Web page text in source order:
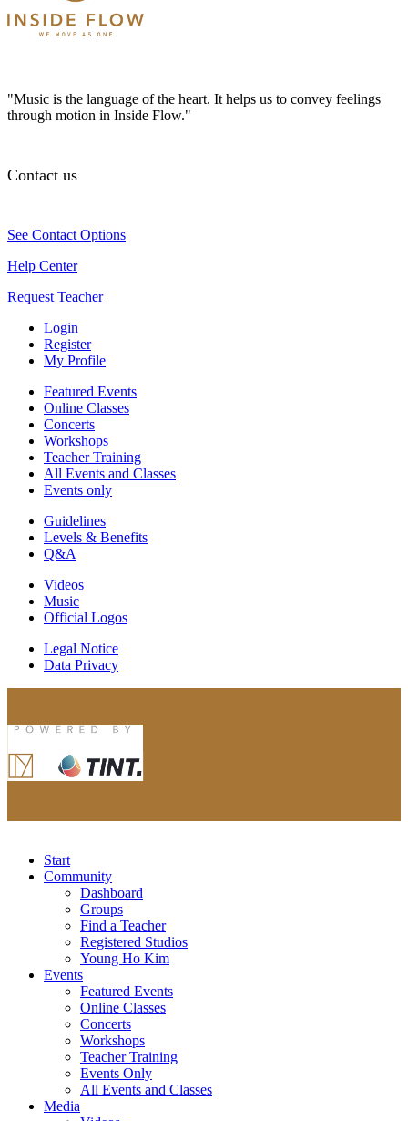
"Music is the language of the heart. It helps us to convey feelings
through motion in Inside Flow."
Contact us
See Contact Options
Help Center
Request Teacher
Login
Register
My Profile
Featured Events
Online Classes
Concerts
Workshops
Teacher Training
All Events and Classes
Events only
Guidelines
Levels & Benefits
Q&A
Videos
Music
Official Logos
Legal Notice
Data Privacy
Start
Community
Dashboard
Groups
Find a Teacher
Registered Studios
Young Ho Kim
Events
Featured Events
Online Classes
Concerts
Workshops
Teacher Training
Events Only
All Events and Classes
Media